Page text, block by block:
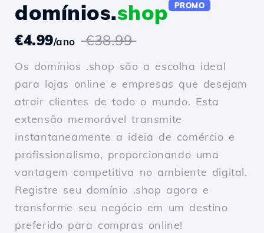
domínios.shop PROMO
€4.99/ano €38.99
Os domínios .shop são a escolha ideal
para lojas online e empresas que desejam
atrair clientes de todo o mundo. Esta
extensão memorável transmite
instantaneamente a ideia de comércio e
profissionalismo, proporcionando uma
vantagem competitiva no ambiente digital.
Registre seu domínio .shop agora e
transforme seu negócio em um destino
preferido para compras online!